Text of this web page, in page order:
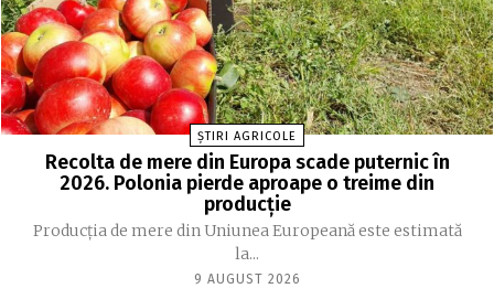
ȘTIRI AGRICOLE
Recolta de mere din Europa scade puternic în
2026. Polonia pierde aproape o treime din
producție
Producția de mere din Uniunea Europeană este estimată
la...
9 AUGUST 2026